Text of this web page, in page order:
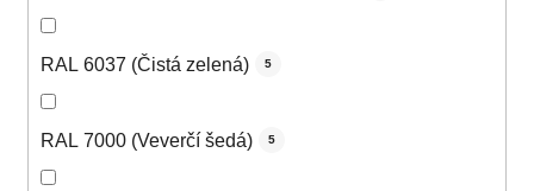
RAL 6037 (Čistá zelená) 5
RAL 7000 (Veverčí šedá) 5